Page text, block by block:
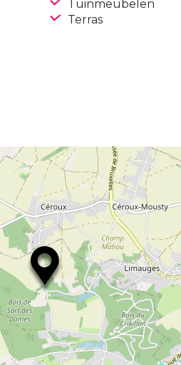
Tuinmeubelen
Terras